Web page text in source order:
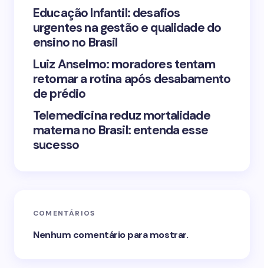
Submit Comment
Educação Infantil: desafios
urgentes na gestão e qualidade do
ensino no Brasil
Luiz Anselmo: moradores tentam
retomar a rotina após desabamento
de prédio
Telemedicina reduz mortalidade
materna no Brasil: entenda esse
sucesso
COMENTÁRIOS
Nenhum comentário para mostrar.